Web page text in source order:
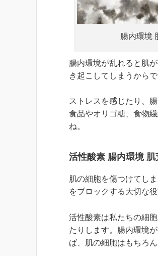
腸内環境
腸内環境が乱れると肌
き起こしてしまうからで
ストレスを感じたり、
食品やオリゴ糖、食物
ね。
活性酸素 腸内環境
肌の細胞を傷つけてし
をブロックする大切な
活性酸素は私たちの細
たりします。腸内環境
ば、肌の細胞はもちろ